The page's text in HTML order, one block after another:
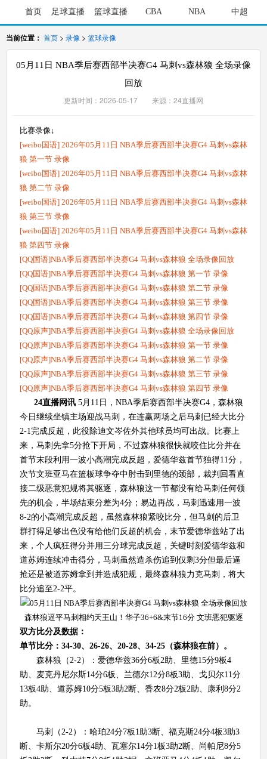
首页 足球直播 篮球直播 CBA NBA 中超
当前位置： 首页 > 录像 > 篮球录像
05月11日 NBA季后赛西部半决赛G4 马刺vs森林狼 全场录像
回放
更新时间：2026-05-17 来源：24直播网
比赛录像↓
[weibo国语] 2026年05月11日 NBA季后赛西部半决赛G4 马刺vs森林
狼 第一节 录像
[weibo国语] 2026年05月11日 NBA季后赛西部半决赛G4 马刺vs森林
狼 第二节 录像
[weibo国语] 2026年05月11日 NBA季后赛西部半决赛G4 马刺vs森林
狼 第三节 录像
[weibo国语] 2026年05月11日 NBA季后赛西部半决赛G4 马刺vs森林
狼 第四节 录像
[QQ国语]NBA季后赛西部半决赛G4 马刺vs森林狼 全场录像回放
[QQ国语]NBA季后赛西部半决赛G4 马刺vs森林狼 第一节 录像
[QQ国语]NBA季后赛西部半决赛G4 马刺vs森林狼 第二节 录像
[QQ国语]NBA季后赛西部半决赛G4 马刺vs森林狼 第三节 录像
[QQ国语]NBA季后赛西部半决赛G4 马刺vs森林狼 第四节 录像
[QQ原声]NBA季后赛西部半决赛G4 马刺vs森林狼 全场录像回放
[QQ原声]NBA季后赛西部半决赛G4 马刺vs森林狼 第一节 录像
[QQ原声]NBA季后赛西部半决赛G4 马刺vs森林狼 第二节 录像
[QQ原声]NBA季后赛西部半决赛G4 马刺vs森林狼 第三节 录像
[QQ原声]NBA季后赛西部半决赛G4 马刺vs森林狼 第四节 录像
24直播网讯 5月11日，NBA季后赛西部半决赛G4，森林狼
今日继续坐镇主场迎战马刺，在连赢两场之后马刺已经大比分
2-1完成反超，此役除迪文岑佐外其他球员均可出战。比赛上
来，马刺先拿5分抢下开局，不过森林狼很快就咬住比分并在
首节末段利用一波小高潮完成反超，爱德华兹首节独得11分，
次节文班亚马在篮板球争夺中肘击到里德的颈部，裁判回看直
接二级恶意犯规将其驱逐，森林狼这一节都没有给马刺任何领
先的机会，半场结束分差为4分；易边再战，马刺迅速用一波
8-2的小高潮完成反超，虽然森林狼紧咬比分，但马刺的后卫
群打得足够出色没有给他们反超的机会，末节爱德华兹站了出
来，个人疯狂得分并用三分球完成反超，关键时刻爱德华兹和
道苏姆连续冲击得分，马刺虽然造杀伤追到仅剩3分但最后逼
抢还是被道苏姆拿到并造成犯规，最终森林狼力克马刺，将大
比分追至2-2平。
森林狼逼平马刺相约天王山！华子36+6&末节16分 文班恶犯驱逐
双方比分及数据：
单节比分：34-30、26-26、20-28、34-25（森林狼在前）。
森林狼（2-2）：爱德华兹36分6板2助、里德15分9板4
助、麦克丹尼尔斯14分6板、兰德尔12分8板3助、戈贝尔11分
13板4助、道苏姆10分5板3助2断、香农8分2板2助、康利8分2
助。
马刺（2-2）：哈珀24分7板1助3断、福克斯24分4板3助3
断、卡斯尔20分6板4助、瓦塞尔14分1板3助2断、尚帕尼8分5